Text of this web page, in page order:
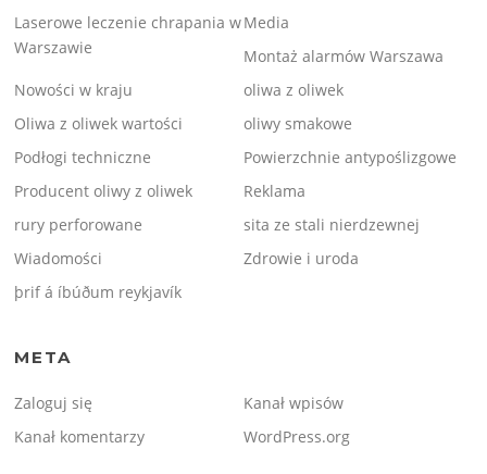
Laserowe leczenie chrapania w
Warszawie
Media
Montaż alarmów Warszawa
Nowości w kraju
oliwa z oliwek
Oliwa z oliwek wartości
oliwy smakowe
Podłogi techniczne
Powierzchnie antypoślizgowe
Producent oliwy z oliwek
Reklama
rury perforowane
sita ze stali nierdzewnej
Wiadomości
Zdrowie i uroda
þrif á íbúðum reykjavík
META
Zaloguj się
Kanał wpisów
Kanał komentarzy
WordPress.org